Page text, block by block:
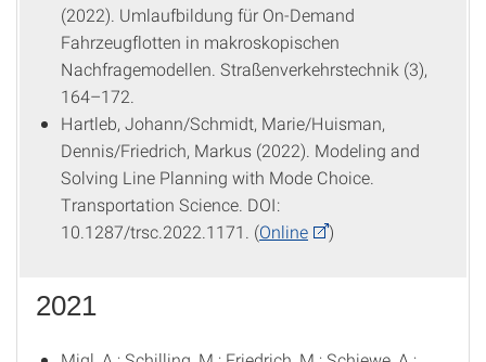
(2022). Umlaufbildung für On-Demand
Fahrzeugflotten in makroskopischen
Nachfragemodellen. Straßenverkehrstechnik (3),
164–172.
Hartleb, Johann/Schmidt, Marie/Huisman,
Dennis/Friedrich, Markus (2022). Modeling and
Solving Line Planning with Mode Choice.
Transportation Science. DOI:
10.1287/trsc.2022.1171. (Online )
2021